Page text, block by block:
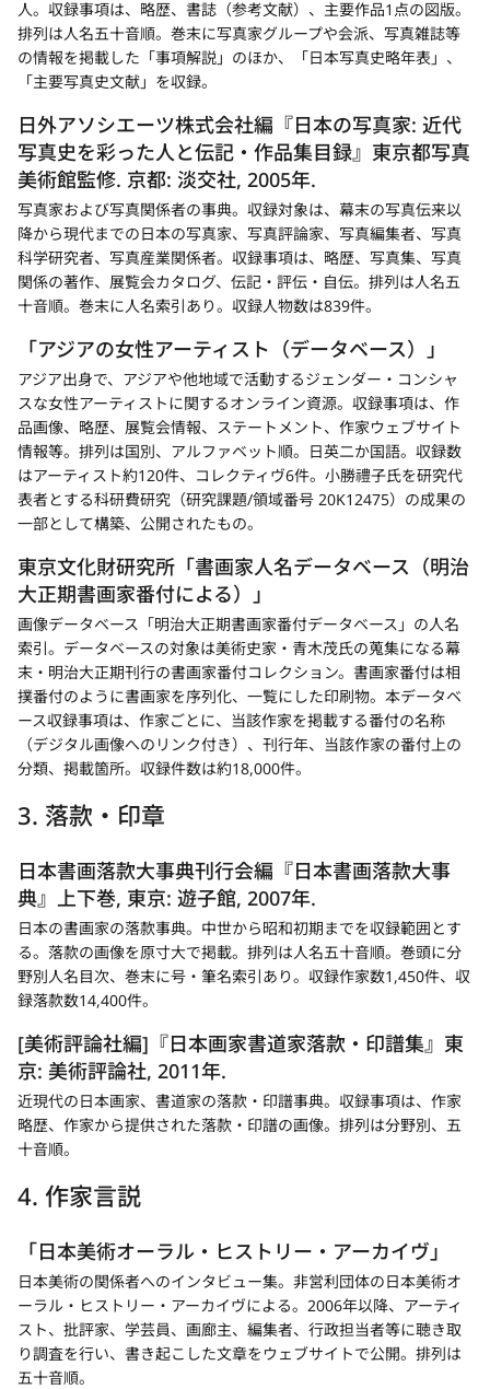
人。収録事項は、略歴、書誌（参考文献）、主要作品1点の図版。
排列は人名五十音順。巻末に写真家グループや会派、写真雑誌等
の情報を掲載した「事項解説」のほか、「日本写真史略年表」、
「主要写真史文献」を収録。
日外アソシエーツ株式会社編『日本の写真家: 近代
写真史を彩った人と伝記・作品集目録』東京都写真
美術館監修. 京都: 淡交社, 2005年.
写真家および写真関係者の事典。収録対象は、幕末の写真伝来以
降から現代までの日本の写真家、写真評論家、写真編集者、写真
科学研究者、写真産業関係者。収録事項は、略歴、写真集、写真
関係の著作、展覧会カタログ、伝記・評伝・自伝。排列は人名五
十音順。巻末に人名索引あり。収録人物数は839件。
「アジアの女性アーティスト（データベース）」
新
規
タ
ブ
で
開
アジア出身で、アジアや他地域で活動するジェンダー・コンシャ
スな女性アーティストに関するオンライン資源。収録事項は、作
品画像、略歴、展覧会情報、ステートメント、作家ウェブサイト
情報等。排列は国別、アルファベット順。日英二か国語。収録数
はアーティスト約120件、コレクティヴ6件。小勝禮子氏を研究代
表者とする科研費研究（研究課題/領域番号 20K12475）の成果の
一部として構築、公開されたもの。
東京文化財研究所「書画家人名データベース（明治
大正期書画家番付による）」
新
規
タ
ブ
で
開
く
画像データベース「明治大正期書画家番付データベース」の人名
索引。データベースの対象は美術史家・青木茂氏の蒐集になる幕
末・明治大正期刊行の書画家番付コレクション。書画家番付は相
撲番付のように書画家を序列化、一覧にした印刷物。本データベ
ース収録事項は、作家ごとに、当該作家を掲載する番付の名称
（デジタル画像へのリンク付き）、刊行年、当該作家の番付上の
分類、掲載箇所。収録件数は約18,000件。
3. 落款・印章
日本書画落款大事典刊行会編『日本書画落款大事
典』上下巻, 東京: 遊子館, 2007年.
日本の書画家の落款事典。中世から昭和初期までを収録範囲とす
る。落款の画像を原寸大で掲載。排列は人名五十音順。巻頭に分
野別人名目次、巻末に号・筆名索引あり。収録作家数1,450件、収
録落款数14,400件。
[美術評論社編]『日本画家書道家落款・印譜集』東
京: 美術評論社, 2011年.
近現代の日本画家、書道家の落款・印譜事典。収録事項は、作家
略歴、作家から提供された落款・印譜の画像。排列は分野別、五
十音順。
4. 作家言説
「日本美術オーラル・ヒストリー・アーカイヴ」
新
規
タ
ブ
日本美術の関係者へのインタビュー集。非営利団体の日本美術オ
ーラル・ヒストリー・アーカイヴによる。2006年以降、アーティ
スト、批評家、学芸員、画廊主、編集者、行政担当者等に聴き取
り調査を行い、書き起こした文章をウェブサイトで公開。排列は
五十音順。